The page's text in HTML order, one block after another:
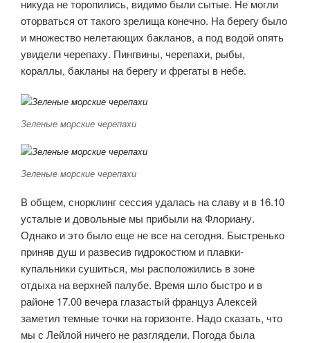
никуда не торопились, видимо были сытые. Не могли
оторваться от такого зрелища конечно. На берегу было
и множество нелетающих бакланов, а под водой опять
увидели черепаху. Пингвины, черепахи, рыбы,
кораллы, бакланы на берегу и фрегаты в небе.
Зеленые морские черепахи
Зеленые морские черепахи
В общем, снорклинг сессия удалась на славу и в 16.10
усталые и довольные мы прибыли на Флориану.
Однако и это было еще не все на сегодня. Быстренько
приняв душ и развесив гидрокостюм и плавки-
купальники сушиться, мы расположились в зоне
отдыха на верхней палубе. Время шло быстро и в
районе 17.00 вечера глазастый француз Алексей
заметил темные точки на горизонте. Надо сказать, что
мы с Лейлой ничего не разглядели. Погода была